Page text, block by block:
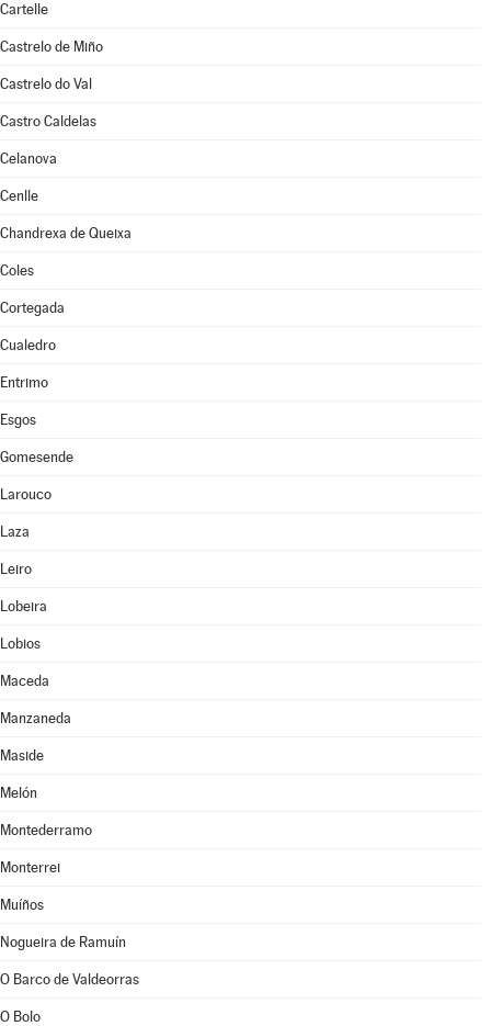
Cartelle
Castrelo de Miño
Castrelo do Val
Castro Caldelas
Celanova
Cenlle
Chandrexa de Queixa
Coles
Cortegada
Cualedro
Entrimo
Esgos
Gomesende
Larouco
Laza
Leiro
Lobeira
Lobios
Maceda
Manzaneda
Maside
Melón
Montederramo
Monterrei
Muíños
Nogueira de Ramuín
O Barco de Valdeorras
O Bolo